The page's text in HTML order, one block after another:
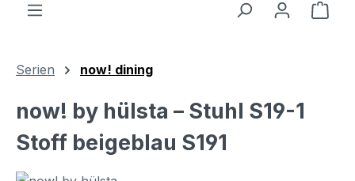
Serien now! dining
now! by hülsta – Stuhl S19-1
Stoff beigeblau S191